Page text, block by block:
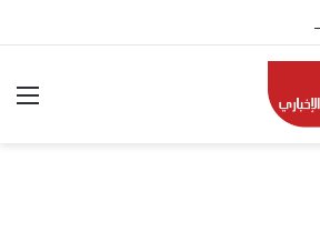
باجتياز الدورات